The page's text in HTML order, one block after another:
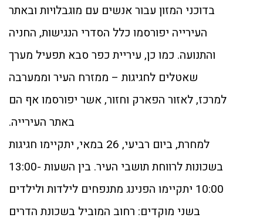
בדוכני המזון עבור אנשים עם מוגבלויות ובאתר
העירייה יפורסמו כלל הסדרי הנגישות, החניה
והתנועה. כמו כן, עיריית כפר סבא תפעיל מערך
שאטלים לחגיגות – ממזרח העיר וממערבה
למרכז, לאזור הפארק וחזור, אשר יפורסמו אף הם
באתר העירייה.
למחרת, ביום רביעי, 26 במאי, יתקיימו חגיגות
בשכונות לרווחת תושבי העיר. בין השעות 13:00-
10:00 יתקיימו הפנינג מתנפחים לילדות ולילדים
בשני מוקדים: רחוב המוביל בשכונת הדרים